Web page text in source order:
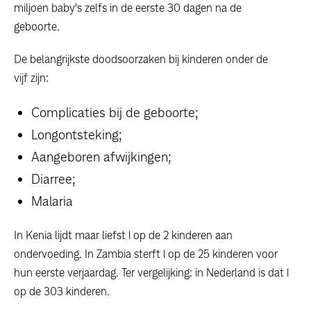
miljoen baby's zelfs in de eerste 30 dagen na de
geboorte.
De belangrijkste doodsoorzaken bij kinderen onder de
vijf zijn:
Complicaties bij de geboorte;
Longontsteking;
Aangeboren afwijkingen;
Diarree;
Malaria
In Kenia lijdt maar liefst 1 op de 2 kinderen aan
ondervoeding. In Zambia sterft 1 op de 25 kinderen voor
hun eerste verjaardag. Ter vergelijking: in Nederland is dat 1
op de 303 kinderen.